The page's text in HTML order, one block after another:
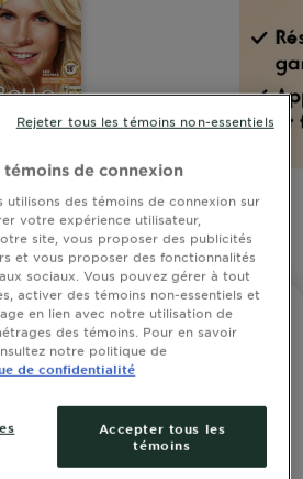
1 2
SLIDE 3
SLIDE 4
SLIDE 5
SLIDE 6
SLIDE 7
SLIDE 8
SLIDE 9
SLIDE 10
très clair naturel
de connexion
utilisons des témoins de connexion sur
votre expérience utilisateur,
site, vous proposer des publicités
et vous proposer des fonctionnalités
sociaux. Vous pouvez gérer à tout
activer des témoins non-essentiels et
en lien avec notre utilisation de
des témoins. Pour en savoir
notre politique de
de confidentialité
Accepter tous les
témoins
Rejeter tous les témoins non-essentiels